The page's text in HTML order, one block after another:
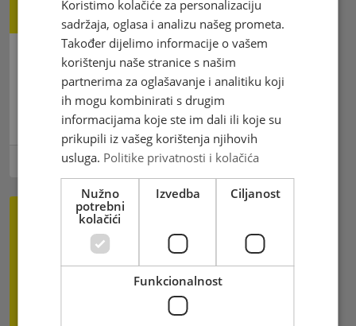
Pošta kakvu želimo – Hrvatska
pošta Mostar
Hrvatska pošta Mostar nudi
03.12.2025
Koristimo kolačiće za personalizaciju
sadržaja, oglasa i analizu našeg prometa.
Također dijelimo informacije o vašem
korištenju naše stranice s našim
partnerima za oglašavanje i analitiku koji
ih mogu kombinirati s drugim
informacijama koje ste im dali ili koje su
prikupili iz vašeg korištenja njihovih
usluga. Politike privatnosti i kolačića
Nužno
potrebni
kolačići
Izvedba Ciljanost
Funkcionalnost